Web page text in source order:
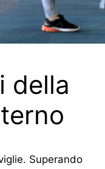
della
Superando